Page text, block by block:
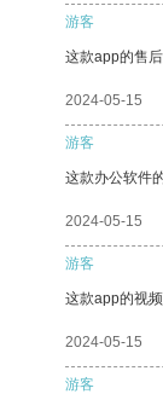
游客
这款app的售
2024-05-15
游客
这款办公软件
2024-05-15
游客
这款app的视
2024-05-15
游客